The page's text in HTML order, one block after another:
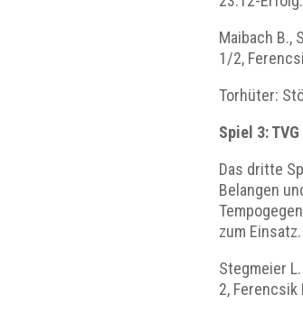
Maibach B.,
1/2,
Torhüter:
Spiel 3:
Das dritte
Belangen
zum Einsatz.
Stegmeier
2, Ferencsik